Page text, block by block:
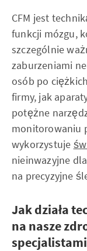
CFM jest
funkcji mózgu,
szczególnie
zaburzeniami
osób po
firmy, jak
potężne
monitorowaniu
wykorzystuje
nieinwazyjne
na precyzyjne
Jak działa
na nasze